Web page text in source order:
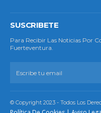
SUSCRIBETE
Para Recibir Las Noticias Por
Fuerteventura.
© Copyright 2023 - Todos Los